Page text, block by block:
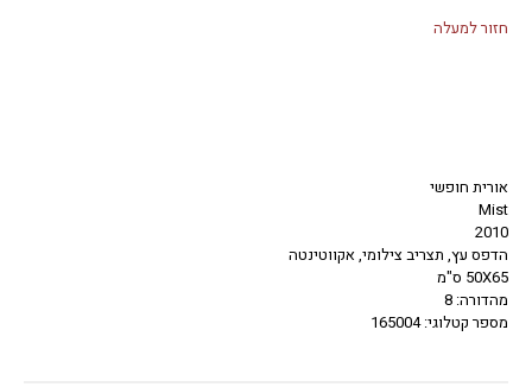
חזור למעלה
אורית חופשי
Mist
2010
הדפס עץ, תצריב צילומי, אקווטינטה
50X65 ס"מ
מהדורה: 8
מספר קטלוגי: 165004